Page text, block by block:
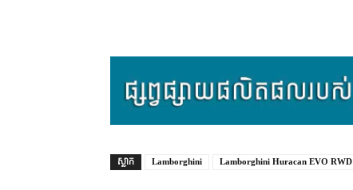
ស្លាក Lamborghini Lamborghini Huracan EVO RWD